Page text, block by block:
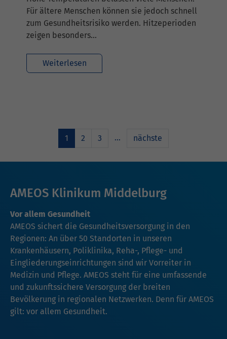
Für ältere Menschen können sie jedoch schnell
zum Gesundheitsrisiko werden. Hitzeperioden
zeigen besonders…
Weiterlesen
1 2 3 … nächste
AMEOS Klinikum Middelburg
Vor allem Gesundheit
AMEOS sichert die Gesundheitsversorgung in den
Regionen: An über 50 Standorten in unseren
Krankenhäusern, Poliklinika, Reha-, Pflege- und
Eingliederungseinrichtungen sind wir Vorreiter in
Medizin und Pflege. AMEOS steht für eine umfassende
und zukunftssichere Versorgung der breiten
Bevölkerung in regionalen Netzwerken. Denn für AMEOS
gilt: vor allem Gesundheit.